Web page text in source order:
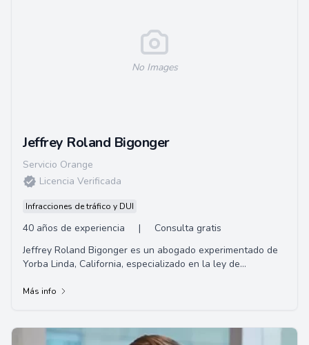
No Images
Jeffrey Roland Bigonger
Servicio Orange
Licencia Verificada
Infracciones de tráfico y DUI
40 años de experiencia |
Consulta gratis
Jeffrey Roland Bigonger es un abogado experimentado de
Yorba Linda, California, especializado en la ley de
Más info